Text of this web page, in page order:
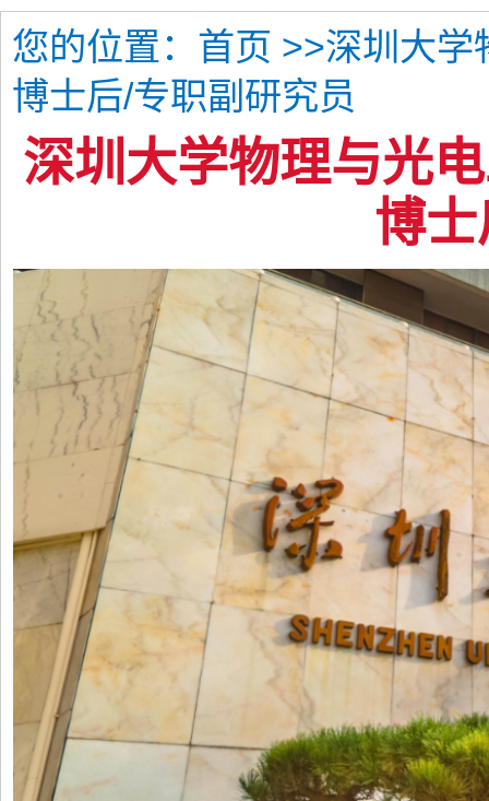
您的位置： 首页 >>深圳大学
博士后/专职副研究员
深圳大学物理与光
博